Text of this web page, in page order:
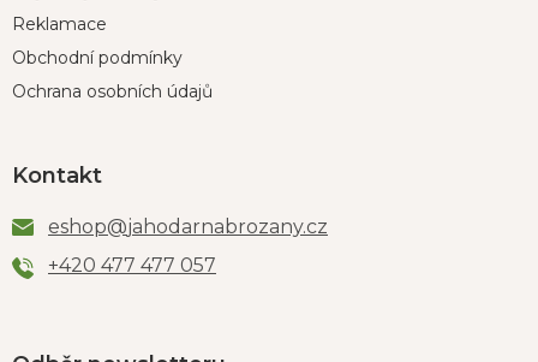
Reklamace
Obchodní podmínky
Ochrana osobních údajů
Kontakt
eshop@jahodarnabrozany.cz
+420 477 477 057